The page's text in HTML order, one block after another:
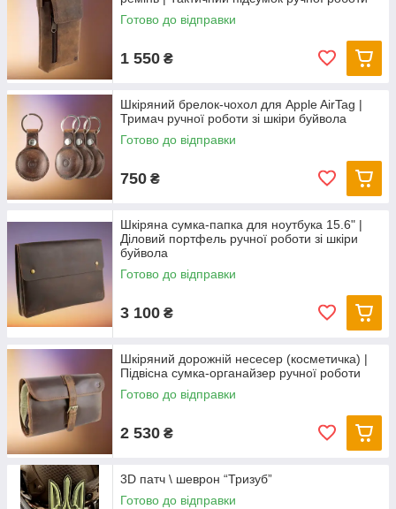
Готово до відправки
1 550 ₴
Шкіряний брелок-чохол для Apple AirTag |
Тримач ручної роботи зі шкіри буйвола
Готово до відправки
750 ₴
Шкіряна сумка-папка для ноутбука 15.6" |
Діловий портфель ручної роботи зі шкіри
буйвола
Готово до відправки
3 100 ₴
Шкіряний дорожній несесер (косметичка) |
Підвісна сумка-органайзер ручної роботи
Готово до відправки
2 530 ₴
3D патч \ шеврон “Тризуб”
Готово до відправки